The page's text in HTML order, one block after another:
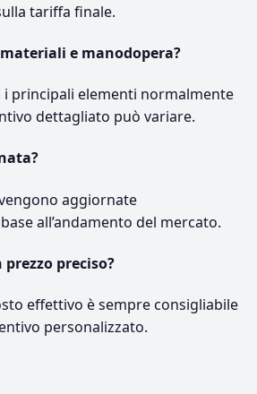
tariffa finale.
e manodopera?
i principali elementi normalmente
dettagliato può variare.
aggiornate
all’andamento del mercato.
preciso?
effettivo è sempre consigliabile
personalizzato.